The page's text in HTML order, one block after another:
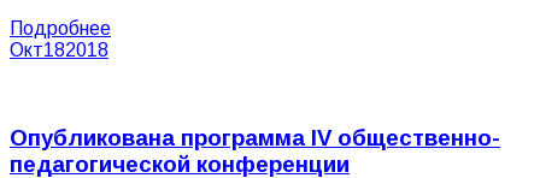
Подробнее
Окт182018
Опубликована программа IV общественно-
педагогической конференции